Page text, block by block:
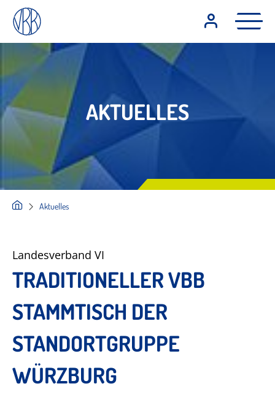
AKTUELLES
Aktuelles
Landesverband VI
TRADITIONELLER VBB
STAMMTISCH DER
STANDORTGRUPPE
WÜRZBURG